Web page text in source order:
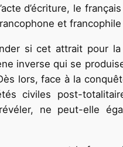
d’écriture, le
et
si cet attrait pour
inverse qui se
lors, face à la
civiles post-
ne peut-elle